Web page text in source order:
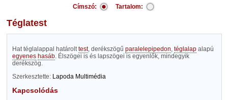
Címszó: Tartalom:
téglatest
Hat téglalappal határolttest, derékszögű paralelepipedon, téglalapalapú
egyenes hasáb. Élszögei is és lapszögei is egyenlők, mindegyik
derékszög.
Szerkesztette: Lapoda Multimédia
Kapcsolódás